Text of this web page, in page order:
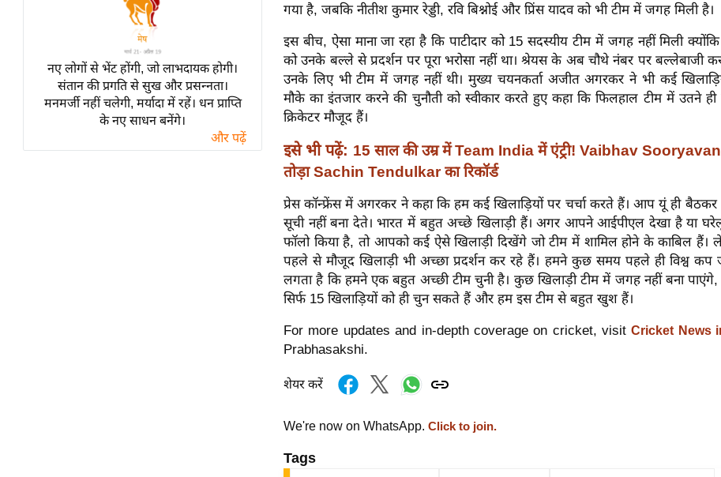
व्रत
त्योहार
राशिफल
विशेष
नए लोगों से भेंट होंगी, जो लाभदायक होगी।
संतान की प्रगति से सुख और प्रसन्नता।
मनमर्जी नहीं चलेगी, मर्यादा में रहें। धन प्राप्ति
के नए साधन बनेंगे।
और पढ़ें
गया है, जबकि नीतीश कुमार रेड्डी, रवि बिश्नोई और प्रिंस यादव को भी टीम में जगह मिली है।
इस बीच, ऐसा माना जा रहा है कि पाटीदार को 15 सदस्यीय टीम में जगह नहीं मिली
को उनके बल्ले से प्रदर्शन पर पूरा भरोसा नहीं था। श्रेयस के अब चौथे नंबर पर बल्लेबाजी
उनके लिए भी टीम में जगह नहीं थी। मुख्य चयनकर्ता अजीत अगरकर ने भी कई
मौके का इंतजार करने की चुनौती को स्वीकार करते हुए कहा कि फिलहाल टीम में उतने ही
क्रिकेटर मौजूद हैं।
इसे भी पढ़ें: 15 साल की उम्र में Team India में एंट्री! Vaibhav
तोड़ा Sachin Tendulkar का रिकॉर्ड
प्रेस कॉन्फ्रेंस में अगरकर ने कहा कि हम कई खिलाड़ियों पर चर्चा करते हैं। आप यूं ही बैठकर
सूची नहीं बना देते। भारत में बहुत अच्छे खिलाड़ी हैं। अगर आपने आईपीएल देखा है या
फॉलो किया है, तो आपको कई ऐसे खिलाड़ी दिखेंगे जो टीम में शामिल होने के काबिल हैं।
पहले से मौजूद खिलाड़ी भी अच्छा प्रदर्शन कर रहे हैं। हमने कुछ समय पहले ही विश्व कप
लगता है कि हमने एक बहुत अच्छी टीम चुनी है। कुछ खिलाड़ी टीम में जगह नहीं बना
सिर्फ 15 खिलाड़ियों को ही चुन सकते हैं और हम इस टीम से बहुत खुश हैं।
For more updates and in-depth coverage on cricket, visitCricket News
Prabhasakshi.
शेयर करें
We're now on WhatsApp. Click to join.
Tags